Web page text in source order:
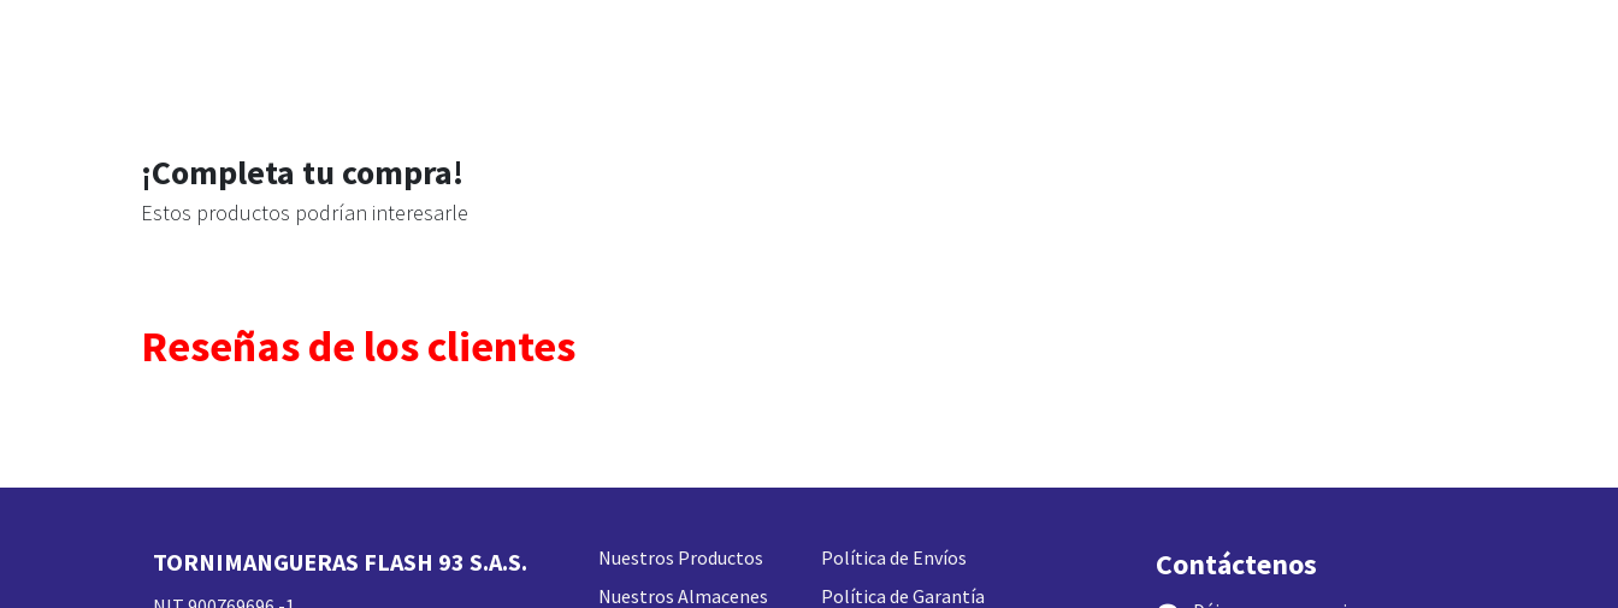
¡Completa tu compra!
Estos productos podrían interesarle
Reseñas de los clientes
Contáctenos
TORNIMANGUERAS FLASH 93 S.A.S.
Política de Envíos
Política de Garantía
Nuestros Productos
Nuestros Almacenes